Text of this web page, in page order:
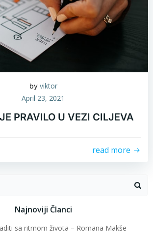
by viktor
April 23, 2021
PRAVILO U VEZI CILJEVA
read more
Najnoviji Članci
sa ritmom života – Romana Makše